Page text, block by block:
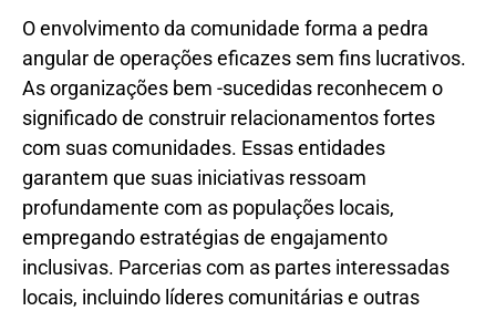
O envolvimento da comunidade forma a pedra
angular de operações eficazes sem fins lucrativos.
As organizações bem -sucedidas reconhecem o
significado de construir relacionamentos fortes
com suas comunidades. Essas entidades
garantem que suas iniciativas ressoam
profundamente com as populações locais,
empregando estratégias de engajamento
inclusivas. Parcerias com as partes interessadas
locais, incluindo líderes comunitárias e outras